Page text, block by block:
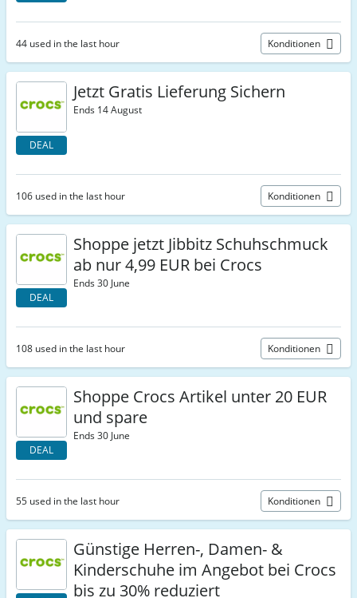
44 used in the last hour Konditionen
DEAL
Jetzt Gratis Lieferung Sichern
Ends 14 August
106 used in the last hour Konditionen
DEAL
Shoppe jetzt Jibbitz Schuhschmuck
ab nur 4,99 EUR bei Crocs
Ends 30 June
108 used in the last hour Konditionen
DEAL
Shoppe Crocs Artikel unter 20 EUR
und spare
Ends 30 June
55 used in the last hour Konditionen
Günstige Herren-, Damen- &
Kinderschuhe im Angebot bei Crocs
bis zu 30% reduziert